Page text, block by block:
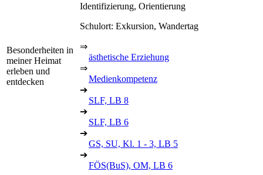
Besonderheiten in
meiner Heimat
erleben und
entdecken
Identifizierung, Orientierung
Schulort: Exkursion, Wandertag
⇒
ästhetische Erziehung
⇒
Medienkompetenz
➔
SLF, LB 8
➔
SLF, LB 6
➔
GS, SU, Kl. 1 - 3, LB 5
➔
FÖS(BuS), OM, LB 6